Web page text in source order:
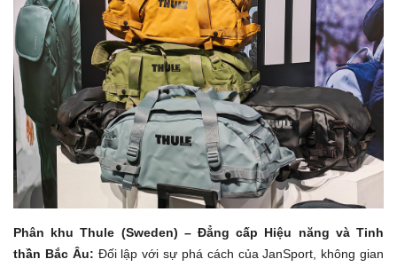
Phân khu Thule (Sweden) – Đẳng cấp Hiệu năng và Tinh
thần Bắc Âu: Đối lập với sự phá cách của JanSport, không gian